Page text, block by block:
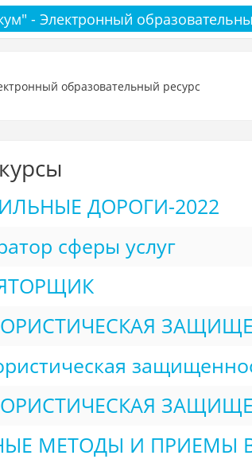
- Электронный
ДОРОГИ-2022
сферы услуг
МЕТОДЫ И ПРИЕМЫ